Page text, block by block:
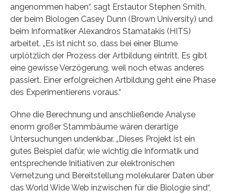
angenommen haben“, sagt Erstautor Stephen Smith,
der beim Biologen Casey Dunn (Brown University) und
beim Informatiker Alexandros Stamatakis (HITS)
arbeitet. „Es ist nicht so, dass bei einer Blume
urplötzlich der Prozess der Artbildung eintritt. Es gibt
eine gewisse Verzögerung, weil noch etwas anderes
passiert. Einer erfolgreichen Artbildung geht eine Phase
des Experimentierens voraus.“
Ohne die Berechnung und anschließende Analyse
enorm großer Stammbäume wären derartige
Untersuchungen undenkbar. „Dieses Projekt ist ein
gutes Beispiel dafür, wie wichtig die Informatik und
entsprechende Initiativen zur elektronischen
Vernetzung und Bereitstellung molekularer Daten über
das World Wide Web inzwischen für die Biologie sind“,